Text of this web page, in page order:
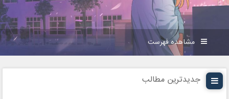
مشاهده فهرست
جدیدترین مطالب